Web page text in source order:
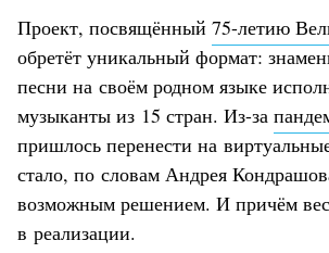
Проект, посвящённый 75-летию
обретёт уникальный формат:
песни на своём родном языке
музыканты из 15 стран. Из-за
пришлось перенести на
стало, по словам Андрея
возможным решением. И причём
в реализации.